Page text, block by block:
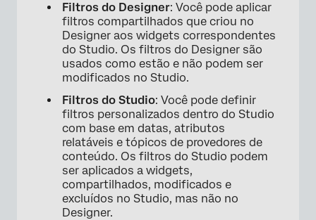
Filtros do Designer: Você pode aplicar
filtros compartilhados que criou no
Designer aos widgets correspondentes
do Studio. Os filtros do Designer são
usados como estão e não podem ser
modificados no Studio.
Filtros do Studio: Você pode definir
filtros personalizados dentro do Studio
com base em datas, atributos
relatáveis e tópicos de provedores de
conteúdo. Os filtros do Studio podem
ser aplicados a widgets,
compartilhados, modificados e
excluídos no Studio, mas não no
Designer.